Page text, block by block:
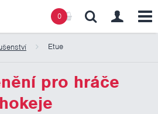
0
Etue
pro hráče